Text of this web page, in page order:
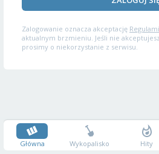
Zalogowanie oznacza akceptację
aktualnym brzmieniu. Jeśli nie
prosimy o niekorzystanie z serwisu.
Główna Wykopalisko Hity